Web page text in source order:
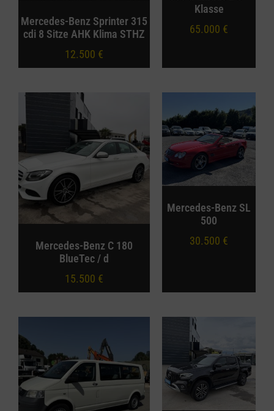
Mercedes-Benz Sprinter 315
cdi 8 Sitze AHK Klima STHZ
12.500 €
Klasse
65.000 €
Mercedes-Benz C 180
BlueTec / d
15.500 €
Mercedes-Benz SL
500
30.500 €